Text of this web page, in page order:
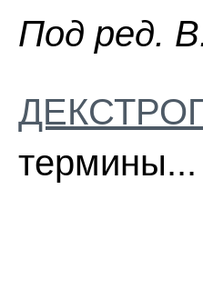
Пoд peд.
термины...